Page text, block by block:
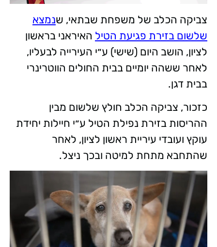
צביקה הכלב של משפחת שבתאי, שנמצא
שלשום בזירת פגיעת הטיל האיראני בראשון
לציון, הושב היום (שישי) ע״י העירייה לבעליו,
לאחר ששהה יומיים בבית החולים הווטרינרי
בבית דגן.
כזכור, צביקה הכלב חולץ שלשום מבין
ההריסות בזירת נפילת הטיל ע״י חיילות יחידת
עוקץ ועובדי עיריית ראשון לציון, לאחר
שהתחבא מתחת למיטה ובכך ניצל.